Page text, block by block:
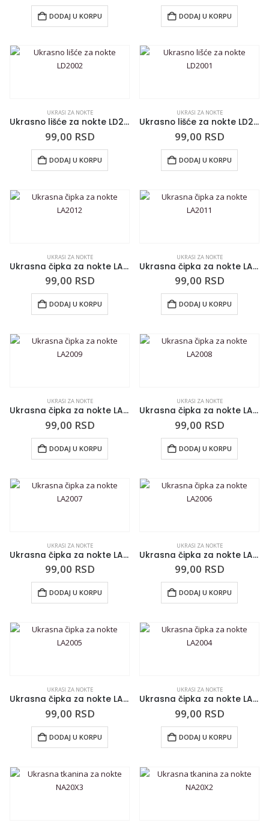
DODAJ U KORPU DODAJ U KORPU
UKRASI ZA NOKTE
Ukrasno lišće za nokte LD2002
99,00 RSD
DODAJ U KORPU
UKRASI ZA NOKTE
Ukrasno lišće za nokte LD2001
99,00 RSD
DODAJ U KORPU
UKRASI ZA NOKTE
Ukrasna čipka za nokte LA2012
99,00 RSD
DODAJ U KORPU
UKRASI ZA NOKTE
Ukrasna čipka za nokte LA2011
99,00 RSD
DODAJ U KORPU
UKRASI ZA NOKTE
Ukrasna čipka za nokte LA2009
99,00 RSD
DODAJ U KORPU
UKRASI ZA NOKTE
Ukrasna čipka za nokte LA2008
99,00 RSD
DODAJ U KORPU
UKRASI ZA NOKTE
Ukrasna čipka za nokte LA2007
99,00 RSD
DODAJ U KORPU
UKRASI ZA NOKTE
Ukrasna čipka za nokte LA2006
99,00 RSD
DODAJ U KORPU
UKRASI ZA NOKTE
Ukrasna čipka za nokte LA2005
99,00 RSD
DODAJ U KORPU
UKRASI ZA NOKTE
Ukrasna čipka za nokte LA2004
99,00 RSD
DODAJ U KORPU